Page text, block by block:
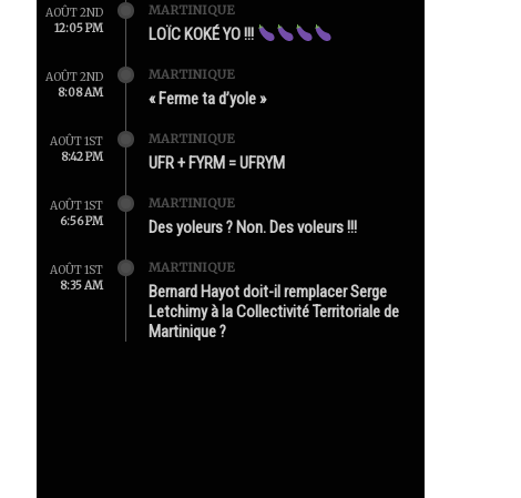
AOÛT 2ND
12:05 PM
MARTINIQUE
LOÏC KOKÉ YO !!!
AOÛT 2ND
8:08 AM
MARTINIQUE
« Ferme ta d’yole »
AOÛT 1ST
8:42 PM
MARTINIQUE
UFR + FYRM = UFRYM
AOÛT 1ST
6:56 PM
MARTINIQUE
Des yoleurs ? Non. Des voleurs !!!
AOÛT 1ST
8:35 AM
MARTINIQUE
Bernard Hayot doit-il remplacer Serge
Letchimy à la Collectivité Territoriale de
Martinique ?